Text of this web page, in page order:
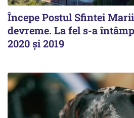
Începe Postul Sfintei
devreme. La fel s-a
2020 și 2019